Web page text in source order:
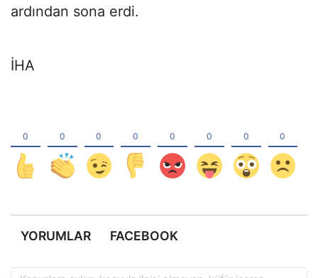
ardından sona erdi.
İHA
YORUMLAR FACEBOOK